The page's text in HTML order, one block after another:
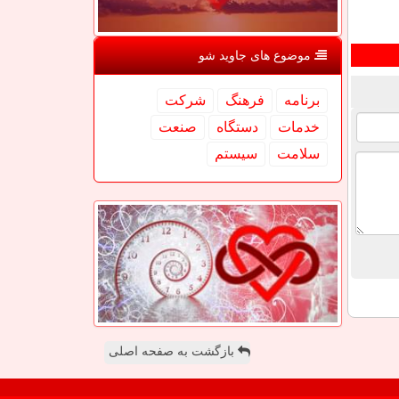
موضوع های جاوید شو
برنامه فرهنگ
شركت
خدمات
دستگاه
صنعت
سلامت
سیستم
بازگشت به صفحه اصلی